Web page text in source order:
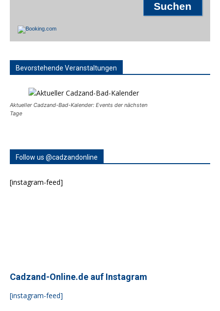
Bevorstehende Veranstaltungen
Aktueller Cadzand-Bad-Kalender: Events der nächsten
Tage
Follow us @cadzandonline
[instagram-feed]
Cadzand-Online.de auf Instagram
[instagram-feed]